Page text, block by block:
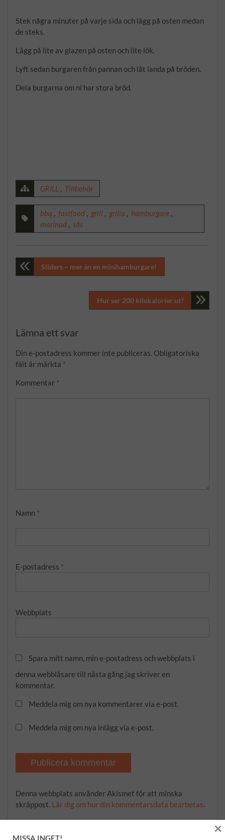
Stek några minuter på varje sida och lägg på osten medan
de steks.
Lägg på lite av glazen på osten och lite lök.
Lyft sedan burgaren från pannan och låt landa på bröden.
Dela burgarna om ni har stora bröd.
GRILL , Tillbehör
bbq , fastfood , grill , grilla , hamburgare ,
marinad , sås
Inläggsnavigering
Sliders – mer än en minihamburgare!
Hur ser 200 kilokalorier ut?
Lämna ett svar
Din e-postadress kommer inte publiceras. Obligatoriska
fält är märkta *
Kommentar *
Namn *
E-postadress *
Webbplats
Spara mitt namn, min e-postadress och webbplats i
denna webbläsare till nästa gång jag skriver en
kommentar.
Meddela mig om nya kommentarer via e-post.
Meddela mig om nya inlägg via e-post.
Denna webbplats använder Akismet för att minska
skräppost. Lär dig om hur din kommentarsdata bearbetas
MISSA INGET!
×